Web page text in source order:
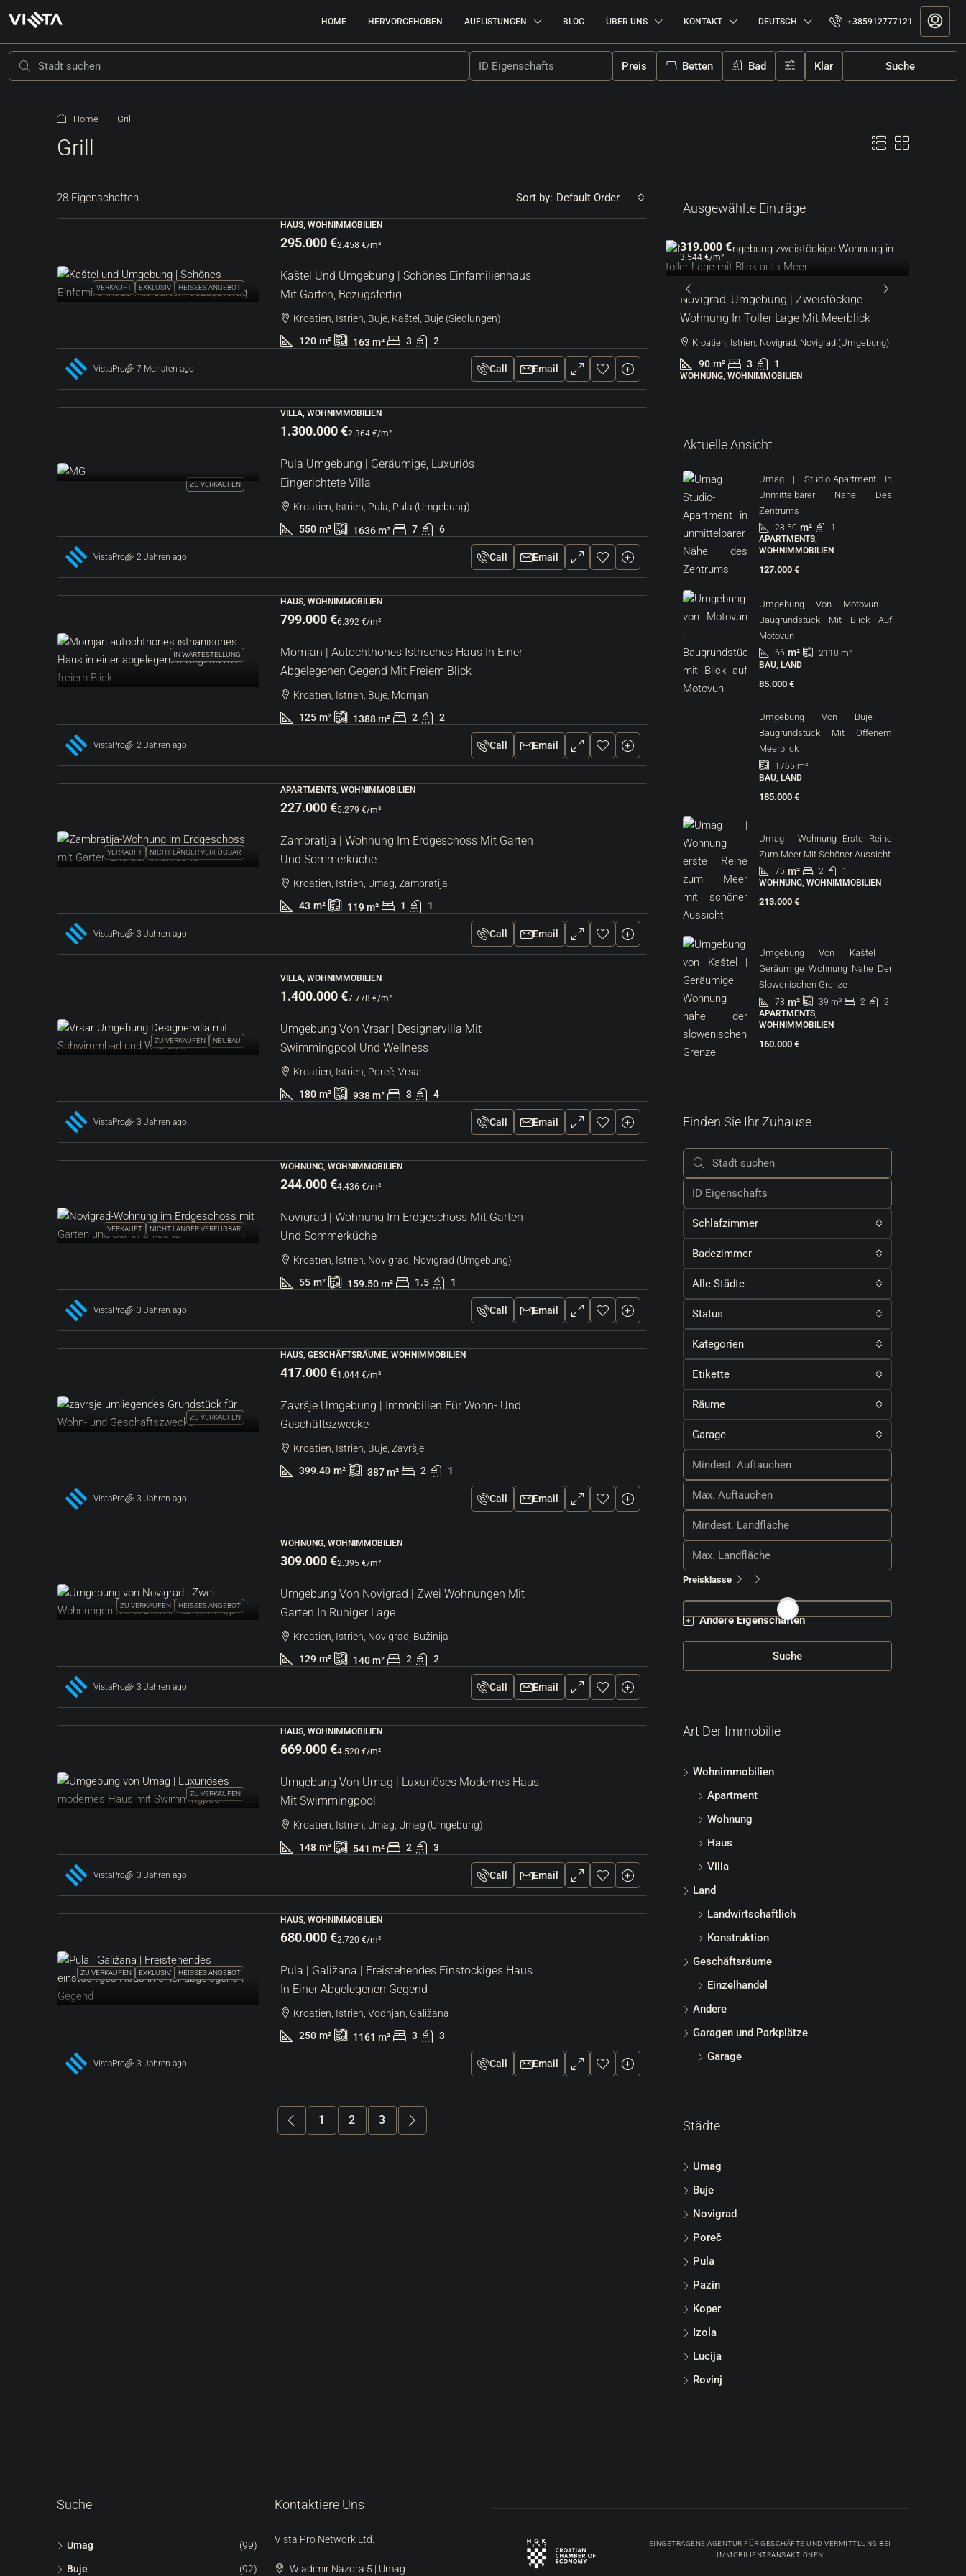
HOME HERVORGEHOBEN AUFLISTUNGEN BLOG ÜBER UNS KONTAKT DEUTSCH +385912777121
Preis Betten Bad Klar Suche
Home Grill
Grill
28 Eigenschaften Sort by: Default Order
VERKAUFT EXKLUSIV HEISSES ANGEBOT
HAUS, WOHNIMMOBILIEN
295.000 €2.458 €/m²
Kaštel Und Umgebung | Schönes Einfamilienhaus
Mit Garten, Bezugsfertig
Kroatien, Istrien, Buje, Kaštel, Buje (Siedlungen)
120 m² 163m² 3 2
VistaPro 7 Monaten ago Call Email
ZU VERKAUFEN
VILLA, WOHNIMMOBILIEN
1.300.000 €2.364 €/m²
Pula Umgebung | Geräumige, Luxuriös
Eingerichtete Villa
Kroatien, Istrien, Pula, Pula (Umgebung)
550 m² 1636m² 7 6
VistaPro 2 Jahren ago Call Email
IN WARTESTELLUNG
HAUS, WOHNIMMOBILIEN
799.000 €6.392 €/m²
Momjan | Autochthones Istrisches Haus In Einer
Abgelegenen Gegend Mit Freiem Blick
Kroatien, Istrien, Buje, Momjan
125 m² 1388m² 2 2
VistaPro 2 Jahren ago Call Email
VERKAUFT NICHT LÄNGER VERFÜGBAR
APARTMENTS, WOHNIMMOBILIEN
227.000 €5.279 €/m²
Zambratija | Wohnung Im Erdgeschoss Mit Garten
Und Sommerküche
Kroatien, Istrien, Umag, Zambratija
43 m² 119m² 1 1
VistaPro 3 Jahren ago Call Email
ZU VERKAUFEN NEUBAU
VILLA, WOHNIMMOBILIEN
1.400.000 €7.778 €/m²
Umgebung Von Vrsar | Designervilla Mit
Swimmingpool Und Wellness
Kroatien, Istrien, Poreč, Vrsar
180 m² 938m² 3 4
VistaPro 3 Jahren ago Call Email
VERKAUFT NICHT LÄNGER VERFÜGBAR
WOHNUNG, WOHNIMMOBILIEN
244.000 €4.436 €/m²
Novigrad | Wohnung Im Erdgeschoss Mit Garten
Und Sommerküche
Kroatien, Istrien, Novigrad, Novigrad (Umgebung)
55 m² 159.50m² 1.5 1
VistaPro 3 Jahren ago Call Email
ZU VERKAUFEN
HAUS, GESCHÄFTSRÄUME, WOHNIMMOBILIEN
417.000 €1.044 €/m²
Završje Umgebung | Immobilien Für Wohn- Und
Geschäftszwecke
Kroatien, Istrien, Buje, Završje
399.40 m² 387m² 2 1
VistaPro 3 Jahren ago Call Email
ZU VERKAUFEN HEISSES ANGEBOT
WOHNUNG, WOHNIMMOBILIEN
309.000 €2.395 €/m²
Umgebung Von Novigrad | Zwei Wohnungen Mit
Garten In Ruhiger Lage
Kroatien, Istrien, Novigrad, Bužinija
129 m² 140m² 2 2
VistaPro 3 Jahren ago Call Email
ZU VERKAUFEN
HAUS, WOHNIMMOBILIEN
669.000 €4.520 €/m²
Umgebung Von Umag | Luxuriöses Modernes Haus
Mit Swimmingpool
Kroatien, Istrien, Umag, Umag (Umgebung)
148 m² 541 m² 2 3
VistaPro 3 Jahren ago Call Email
ZU VERKAUFEN EXKLUSIV HEISSES ANGEBOT
HAUS, WOHNIMMOBILIEN
680.000 €2.720 €/m²
Pula | Galižana | Freistehendes Einstöckiges Haus
In Einer Abgelegenen Gegend
Kroatien, Istrien, Vodnjan, Galižana
250 m² 1161 m² 3 3
VistaPro 3 Jahren ago Call Email
1 2 3
Ausgewählte Einträge
Umgebung Von Grožnjan | Attraktives
Bauland
Kroatien, Istrien, Buje, Grožnjan
985 m²
Ausgezeichneter Lage
m² 2
WOHNUNG, WOHNIMMOBILIEN
319.000 €
3.544 €/m²
Novigrad, Umgebung | Zweistöckige
Wohnung In Toller Lage Mit Meerblick
Kroatien, Istrien, Novigrad, Novigrad (Umgebung)
90 m² 3 1
WOHNUNG, WOHNIMMOBILIEN
Aktuelle Ansicht
Umag | Studio-Apartment In
Unmittelbarer Nähe Des
Zentrums
28.50 m²
1
APARTMENTS,
WOHNIMMOBILIEN
127.000 €
Umgebung Von Motovun |
Baugrundstück Mit Blick Auf
Motovun
66 m² 2118 m²
BAU, LAND
85.000 €
Umgebung Von Buje |
Baugrundstück Mit Offenem
Meerblick
1765 m²
BAU, LAND
185.000 €
Umag | Wohnung Erste Reihe
Zum Meer Mit Schöner Aussicht
75 m² 2
1
WOHNUNG, WOHNIMMOBILIEN
213.000 €
Umgebung Von Kaštel |
Geräumige Wohnung Nahe Der
Slowenischen Grenze
78 m² 39 m² 2
2
APARTMENTS,
WOHNIMMOBILIEN
160.000 €
Finden Sie Ihr Zuhause
Schlafzimmer
Badezimmer
Alle Städte
Status
Kategorien
Etikette
Räume
Garage
Preisklasse
Andere Eigenschaften
Suche
Art Der Immobilie
Wohnimmobilien
Apartment
Wohnung
Haus
Villa
Land
Landwirtschaftlich
Konstruktion
Geschäftsräume
Einzelhandel
Andere
Garagen und Parkplätze
Garage
Städte
Umag
Buje
Novigrad
Poreč
Pula
Pazin
Koper
Izola
Lucija
Rovinj
Suche
Umag (99)
Buje (92)
Kontaktiere Uns
Vista Pro Network Ltd.
Wladimir Nazora 5 | Umag
EINGETRAGENE AGENTUR FÜR GESCHÄFTE UND VERMITTLUNG BEI
IMMOBILIENTRANSAKTIONEN